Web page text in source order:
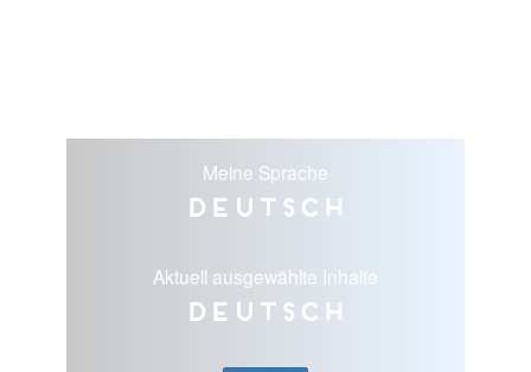
Meine Sprache
Deutsch
Aktuell ausgewählte Inhalte
Deutsch